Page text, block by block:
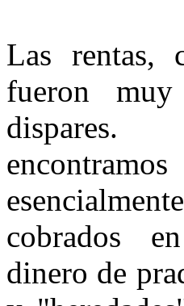
Las rentas,
fueron
encontramos
cobrados
dinero de